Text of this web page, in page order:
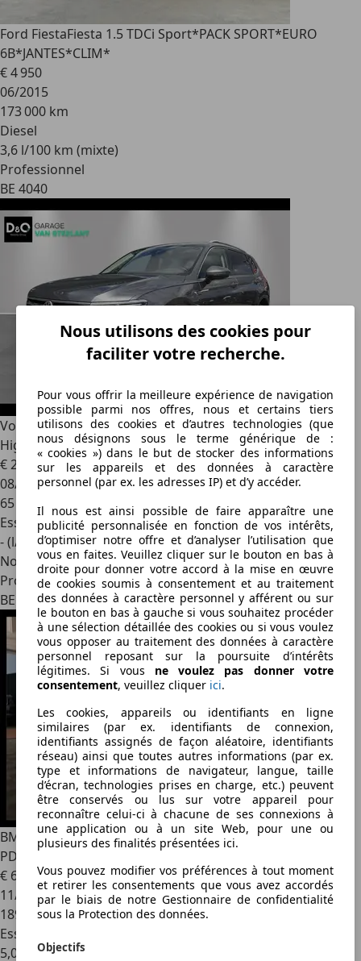
Nous utilisons des cookies pour
faciliter votre recherche.
Pour vous offrir la meilleure expérience de navigation
possible parmi nos offres, nous et certains tiers
utilisons des cookies et d’autres technologies (que
nous désignons sous le terme générique de :
« cookies ») dans le but de stocker des informations
sur les appareils et des données à caractère
personnel (par ex. les adresses IP) et d’y accéder.
Il nous est ainsi possible de faire apparaître une
publicité personnalisée en fonction de vos intérêts,
d’optimiser notre offre et d’analyser l’utilisation que
vous en faites. Veuillez cliquer sur le bouton en bas à
droite pour donner votre accord à la mise en œuvre
de cookies soumis à consentement et au traitement
des données à caractère personnel y afférent ou sur
le bouton en bas à gauche si vous souhaitez procéder
à une sélection détaillée des cookies ou si vous voulez
vous opposer au traitement des données à caractère
personnel reposant sur la poursuite d’intérêts
légitimes. Si vous ne voulez pas donner votre
consentement, veuillez cliquer ici.
Les cookies, appareils ou identifiants en ligne
similaires (par ex. identifiants de connexion,
identifiants assignés de façon aléatoire, identifiants
réseau) ainsi que toutes autres informations (par ex.
type et informations de navigateur, langue, taille
d’écran, technologies prises en charge, etc.) peuvent
être conservés ou lus sur votre appareil pour
reconnaître celui-ci à chacune de ses connexions à
une application ou à un site Web, pour une ou
plusieurs des finalités présentées ici.
Vous pouvez modifier vos préférences à tout moment
et retirer les consentements que vous avez accordés
par le biais de notre Gestionnaire de confidentialité
sous la Protection des données.
Objectifs
Ford FiestaFiesta 1.5 TDCi Sport*PACK SPORT*EURO
6B*JANTES*CLIM*
€ 4 950
06/2015
173 000 km
Diesel
3,6 l/100 km (mixte)
Professionnel
BE 4040
Volkswagen Tiguan Allspace2.0 TSI 190 pk DSG - 4Motion -
Highline
€ 21 995
08/2018
65 816 km
Essence
- (l/100 km)
Nouveau
Professionnel
BE 8000
BMW 118118i FACELIFT / CAMERA / BLUETOOTH / LEDS /
PDC !
€ 6 450
11/2017
189 000 km
Essence
5,0 l/100 km (mixte)